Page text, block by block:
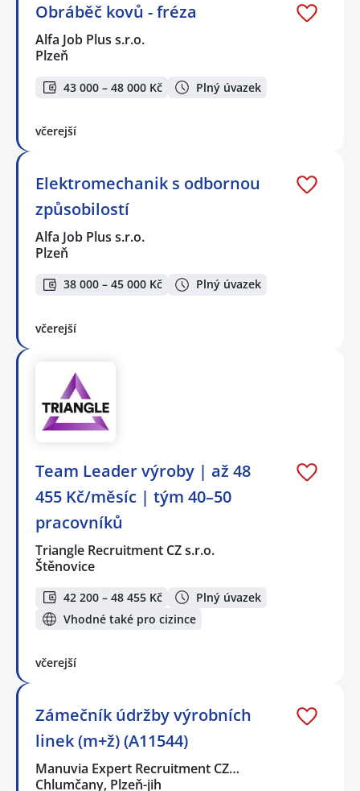
Obráběč kovů - fréza
Alfa Job Plus s.r.o.
Plzeň
43 000 – 48 000 Kč Plný úvazek
včerejší
Elektromechanik s odbornou
způsobilostí
Alfa Job Plus s.r.o.
Plzeň
38 000 – 45 000 Kč Plný úvazek
včerejší
Team Leader výroby | až 48
455 Kč/měsíc | tým 40–50
pracovníků
Triangle Recruitment CZ s.r.o.
Štěnovice
42 200 – 48 455 Kč
Plný úvazek
Vhodné také pro cizince
včerejší
Zámečník údržby výrobních
linek (m+ž) (A11544)
Manuvia Expert Recruitment CZ…
Chlumčany, Plzeň-jih